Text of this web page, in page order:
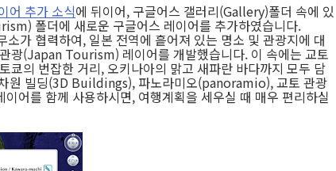
어 추가 소식에 뒤이어, 구글어스 갤러리(Gallery)폴더 속에 있
폴더에 새로운 구글어스 레이어를 추가하였습니다.
소가 협력하여, 일본 전역에 흩어져 있는 명소 및 관광지에 대
광(Japan Tourism) 레이어를 개발했습니다. 이 속에는 교토
쿄의 번잡한 거리, 오키나아의 맑고 새파란 바다까지 모두 담
원 빌딩(3D Buildings), 파노라미오(panoramio), 교토 관광
어를 함께 사용하시면, 여행계획을 세우실 때 매우 편리하실